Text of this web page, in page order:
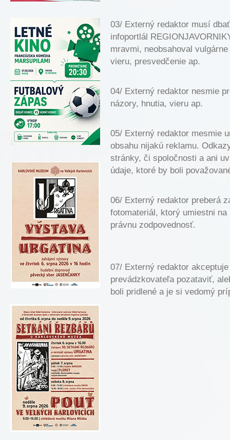
03/ Externý redaktor musí
infoportlál
mravmi, neobsahoval
vieru, presvedčenie ap.
04/ Externý redaktor nesmie
názory, hnutia, vieru ap.
05/ Externý redaktor mesmie
obsahu nijakú reklamu.
stránky, či spoločnosti a ani
údaje, ktoré by boli
06/ Externý redaktor preberá
fotomateriál, ktorý umiestni na
právnu zodpovednosť.
07/ Externý redaktor
prevádzkovateľa pozataviť,
boli pridlené a je si vedomý